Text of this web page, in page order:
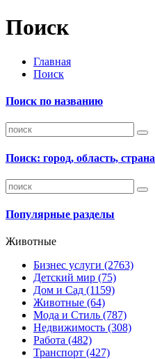
Поиск
Главная
Поиск
Поиск по названию
Поиск: город, область, страна
Популярные разделы
Животные
Бизнес услуги (2763)
Детский мир (75)
Дом и Сад (1159)
Животные (64)
Мода и Стиль (787)
Недвижимость (308)
Работа (482)
Транспорт (427)